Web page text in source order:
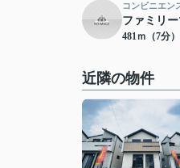
コンビニエン
ファミリ
481ｍ（7分）
近隣の物件